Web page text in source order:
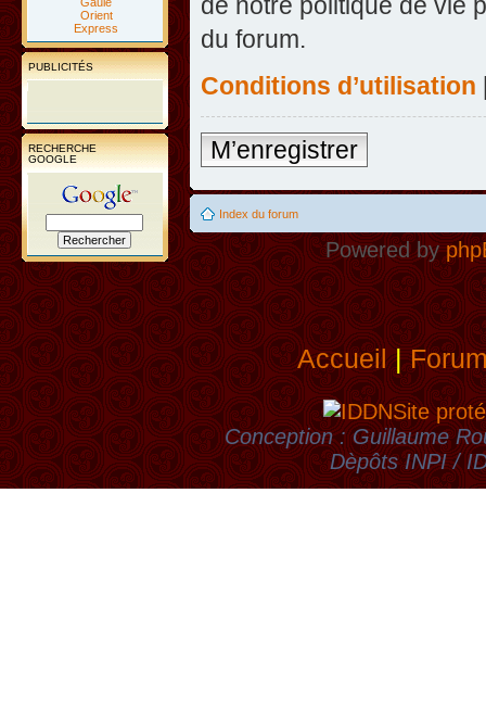
Orient
Express
PUBLICITÉS
RECHERCHE
GOOGLE
du forum.
Conditions d’utilisation
M’enregistrer
Index du forum
Powered by
Accueil|
Site
Conception : Guillaume
Dèpôts INPI /